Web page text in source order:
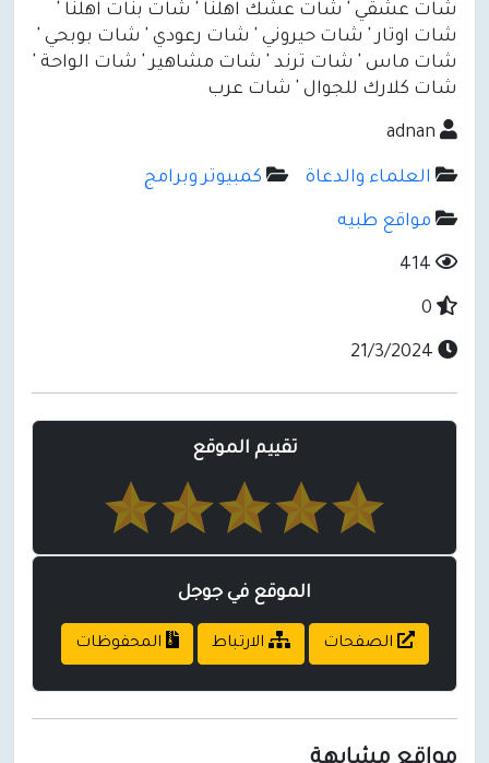
شات عشقي ' شات عشك اهلنا ' شات بنات اهلنا '
شات اوتار ' شات حيروني ' شات رعودي ' شات بوبحي '
شات ماس ' شات ترند ' شات مشاهير ' شات الواحة '
شات كلارك للجوال ' شات عرب
العلماء والدعاة كمبيوتر وبرامج
مواقع طبيه
تقييم الموقع
الموقع في جوجل
الصفحات الارتباط المحفوظات